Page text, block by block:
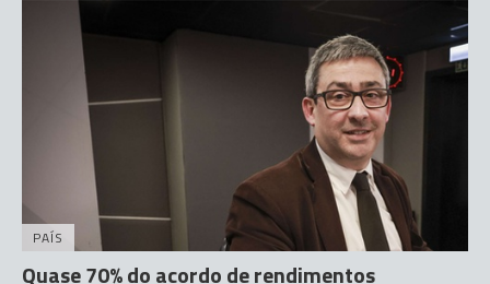
PAÍS
Quase 70% do acordo de rendimentos